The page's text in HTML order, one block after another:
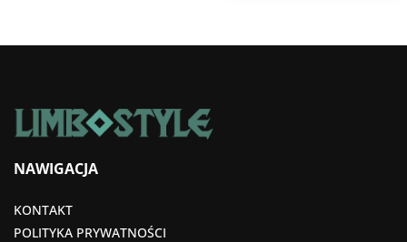
NAWIGACJA
KONTAKT
POLITYKA PRYWATNOŚCI